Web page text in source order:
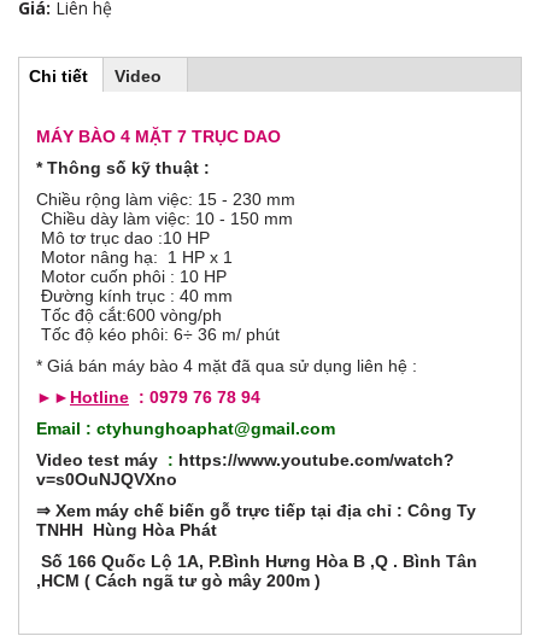
Giá: Liên hệ
o
n
a
G
Chi tiết
b
o
ạ
t
đ
ộ
n
g
)
Video
MÁY BÀO 4 MẶT 7 TRỤC DAO
* Thông số kỹ thuật :
Chiều rộng làm việc: 15 - 230 mm
Chiều dày làm việc: 10 - 150 mm
Mô tơ trục dao :10 HP
Motor nâng hạ: 1 HP x 1
Motor cuốn phôi : 10 HP
Đường kính trục : 40 mm
Tốc độ cắt:600 vòng/ph
Tốc độ kéo phôi: 6÷ 36 m/ phút
* Giá bán máy bào 4 mặt đã qua sử dụng liên hệ :
►► Hotline : 0979 76 78 94
Email : ctyhunghoaphat@gmail.com
Video test máy : https://www.youtube.com/watch?
v=s0OuNJQVXno
⇒ Xem máy chế biến gỗ trực tiếp tại địa chỉ : Công Ty
TNHH Hùng Hòa Phát
Số 166 Quốc Lộ 1A, P.Bình Hưng Hòa B ,Q . Bình Tân
,HCM ( Cách ngã tư gò mây 200m )